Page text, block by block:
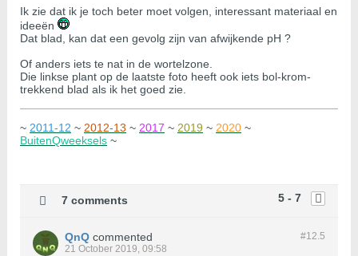
Ik zie dat ik je toch beter moet volgen, interessant materiaal en
ideeën
Dat blad, kan dat een gevolg zijn van afwijkende pH ?
Of anders iets te nat in de wortelzone.
Die linkse plant op de laatste foto heeft ook iets bol-krom-
trekkend blad als ik het goed zie.
~ 2011-12 ~ 2012-13 ~ 2017 ~ 2019 ~ 2020 ~
BuitenQweeksels ~
5 - 7
7 comments
#12.5
QnQ commented
21 October 2019, 09:58